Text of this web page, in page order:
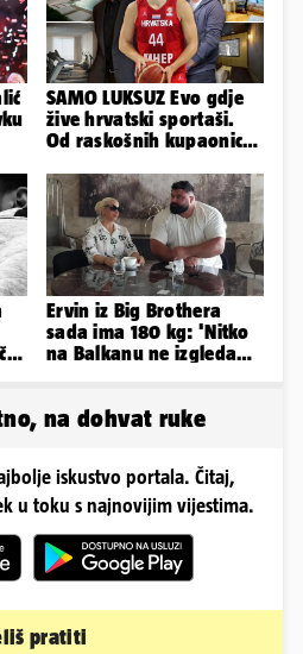
SAMO LUKSUZ Evo gdje
žive hrvatski sportaši.
Od raskošnih kupaonica
Ervin iz Big Brothera
sada ima 180 kg: 'Nitko
na Balkanu ne izgleda
na dohvat ruke
iskustvo portala. Čitaj,
u toku s najnovijim vijestima.
pratiti